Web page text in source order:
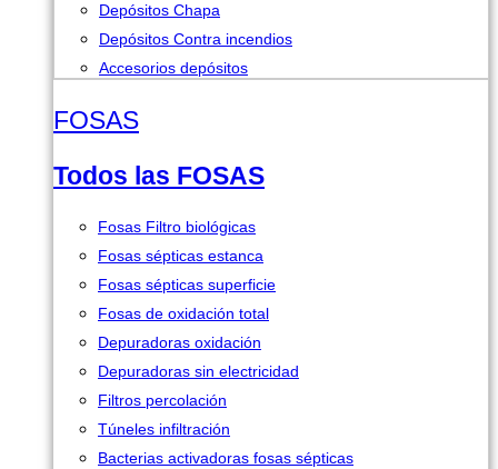
Depósitos Chapa
Depósitos Contra incendios
Accesorios depósitos
FOSAS
Todos las FOSAS
Fosas Filtro biológicas
Fosas sépticas estanca
Fosas sépticas superficie
Fosas de oxidación total
Depuradoras oxidación
Depuradoras sin electricidad
Filtros percolación
Túneles infiltración
Bacterias activadoras fosas sépticas